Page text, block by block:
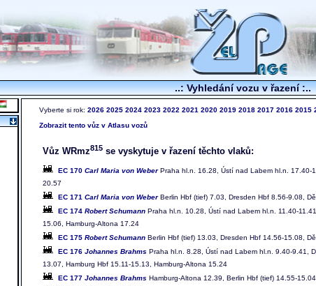
..: Vyhledání vozu v řazení :..
Vyberte si rok: 2026 2025 2024 2023 2022 2021 2020 2019 2018 2017 2016 2015
Zobrazit tento vůz v Atlasu vozů
Vůz WRmz815 se vyskytuje v řazení těchto vlaků:
EC 170 Carl Maria von WeberPraha hl.n. 16.28, Ústí nad Labem hl.n. 17.40-
20.57
EC 171 Carl Maria von WeberBerlin Hbf (tief) 7.03, Dresden Hbf 8.56-9.08,
EC 174 Robert Schumann Praha hl.n. 10.28, Ústí nad Labem hl.n. 11.40-
15.06, Hamburg-Altona 17.24
EC 175 Robert Schumann Berlin Hbf (tief) 13.03, Dresden Hbf 14.56-15.08,
EC 176 Johannes Brahms Praha hl.n. 8.28, Ústí nad Labem hl.n. 9.40-9.41,
13.07, Hamburg Hbf 15.11-15.13, Hamburg-Altona 15.24
EC 177 Johannes Brahms Hamburg-Altona 12.39, Berlin Hbf (tief) 14.55-